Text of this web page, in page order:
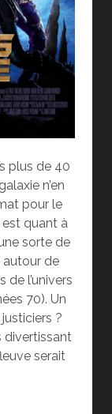
plus de 40
n’en
pour le
quant à
sorte de
de
l’univers
70). Un
?
divertissant
serait